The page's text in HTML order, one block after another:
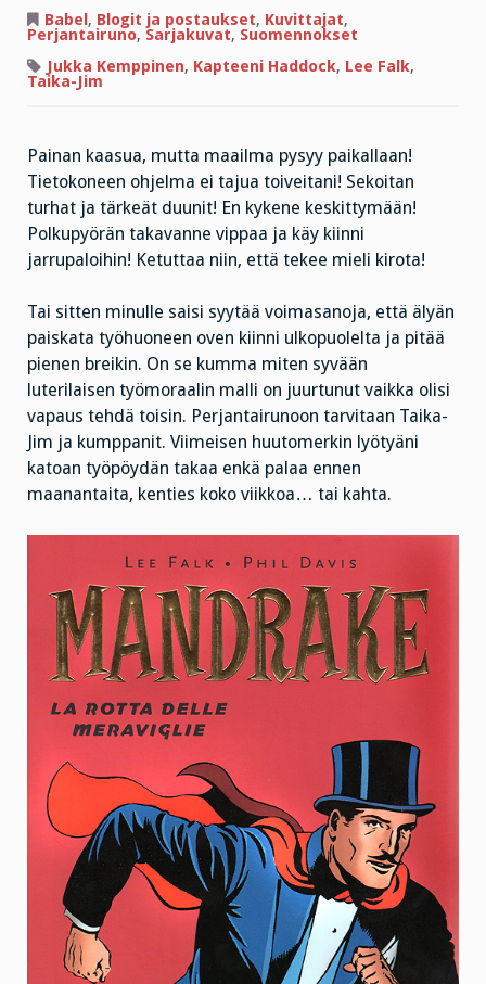
paljasjalka
mölyapina!
Babel, Blogit ja postaukset, Kuvittajat,
Perjantairuno, Sarjakuvat, Suomennokset
Jukka Kemppinen, Kapteeni Haddock, Lee Falk,
Taika-Jim
Painan kaasua, mutta maailma pysyy paikallaan!
Tietokoneen ohjelma ei tajua toiveitani! Sekoitan
turhat ja tärkeät duunit! En kykene keskittymään!
Polkupyörän takavanne vippaa ja käy kiinni
jarrupaloihin! Ketuttaa niin, että tekee mieli kirota!
Tai sitten minulle saisi syytää voimasanoja, että älyän
paiskata työhuoneen oven kiinni ulkopuolelta ja pitää
pienen breikin. On se kumma miten syvään
luterilaisen työmoraalin malli on juurtunut vaikka olisi
vapaus tehdä toisin. Perjantairunoon tarvitaan Taika-
Jim ja kumppanit. Viimeisen huutomerkin lyötyäni
katoan työpöydän takaa enkä palaa ennen
maanantaita, kenties koko viikkoa… tai kahta.